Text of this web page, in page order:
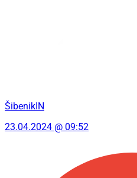
ŠibenikIN
23.04.2024 @ 09:52